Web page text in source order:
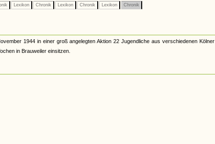
Lexikon Chronik Lexikon Chronik Lexikon Chronik
1944 in einer groß angelegten Aktion 22 Jugendliche aus verschiedenen Kölner
in Brauweiler einsitzen.